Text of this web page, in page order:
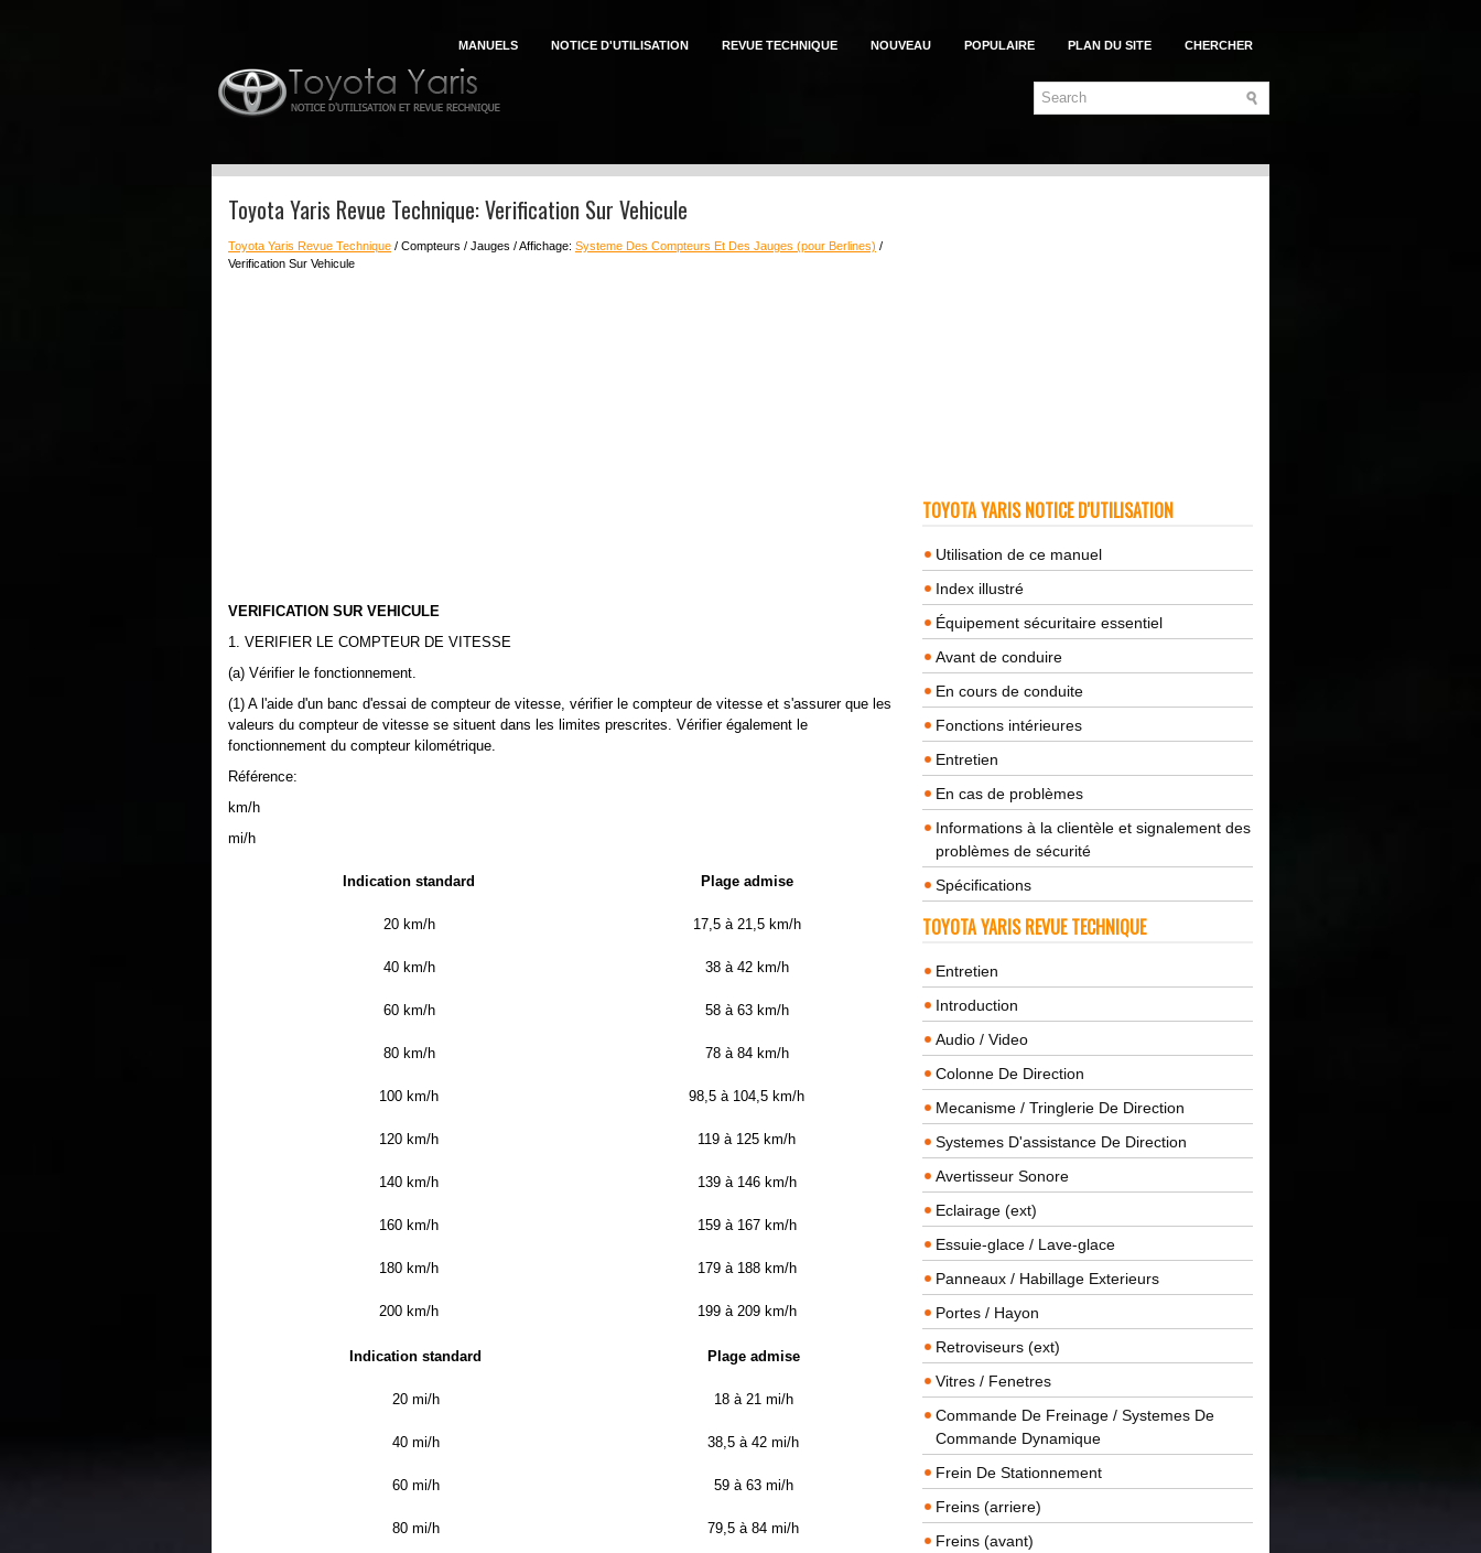
MANUELS NOTICE D'UTILISATION REVUE TECHNIQUE NOUVEAU POPULAIRE PLAN DU SITE CHERCHER
Toyota Yaris Revue Technique: Verification Sur Vehicule
Toyota Yaris Revue Technique / Compteurs / Jauges / Affichage: Systeme Des Compteurs Et Des Jauges (pour Berlines) /
Verification Sur Vehicule
VERIFICATION SUR VEHICULE
1. VERIFIER LE COMPTEUR DE VITESSE
(a) Vérifier le fonctionnement.
(1) A l'aide d'un banc d'essai de compteur de vitesse, vérifier le compteur de vitesse et s'assurer que les
valeurs du compteur de vitesse se situent dans les limites prescrites. Vérifier également le
fonctionnement du compteur kilométrique.
Référence:
km/h
mi/h
Indication standard Plage admise
20 km/h 17,5 à 21,5 km/h
40 km/h 38 à 42 km/h
60 km/h 58 à 63 km/h
80 km/h 78 à 84 km/h
100 km/h 98,5 à 104,5 km/h
120 km/h 119 à 125 km/h
140 km/h 139 à 146 km/h
160 km/h 159 à 167 km/h
180 km/h 179 à 188 km/h
200 km/h 199 à 209 km/h
Indication standard Plage admise
20 mi/h 18 à 21 mi/h
40 mi/h 38,5 à 42 mi/h
60 mi/h 59 à 63 mi/h
80 mi/h 79,5 à 84 mi/h
TOYOTA YARIS NOTICE D'UTILISATION
Utilisation de ce manuel
Index illustré
Équipement sécuritaire essentiel
Avant de conduire
En cours de conduite
Fonctions intérieures
Entretien
En cas de problèmes
Informations à la clientèle et signalement des
problèmes de sécurité
Spécifications
TOYOTA YARIS REVUE TECHNIQUE
Entretien
Introduction
Audio / Video
Colonne De Direction
Mecanisme / Tringlerie De Direction
Systemes D'assistance De Direction
Avertisseur Sonore
Eclairage (ext)
Essuie-glace / Lave-glace
Panneaux / Habillage Exterieurs
Portes / Hayon
Retroviseurs (ext)
Vitres / Fenetres
Commande De Freinage / Systemes De
Commande Dynamique
Frein De Stationnement
Freins (arriere)
Freins (avant)